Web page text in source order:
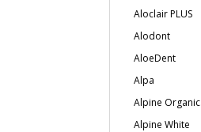
Aloclair PLUS
Alodont
AloeDent
Alpa
Alpine
Alpine White